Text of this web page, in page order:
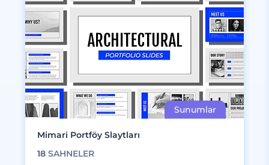
Mimari Portföy Slaytları
18 SAHNELER